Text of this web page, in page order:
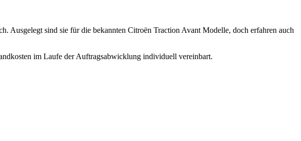
Ausgelegt sind sie für die bekannten Citroën Traction Avant Modelle, doch erfahren auch
im Laufe der Auftragsabwicklung individuell vereinbart.